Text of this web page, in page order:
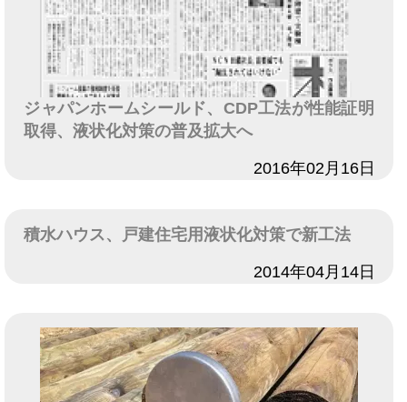
ジャパンホームシールド、CDP工法が性能証明
取得、液状化対策の普及拡大へ
2016年02月16日
積水ハウス、戸建住宅用液状化対策で新工法
2014年04月14日